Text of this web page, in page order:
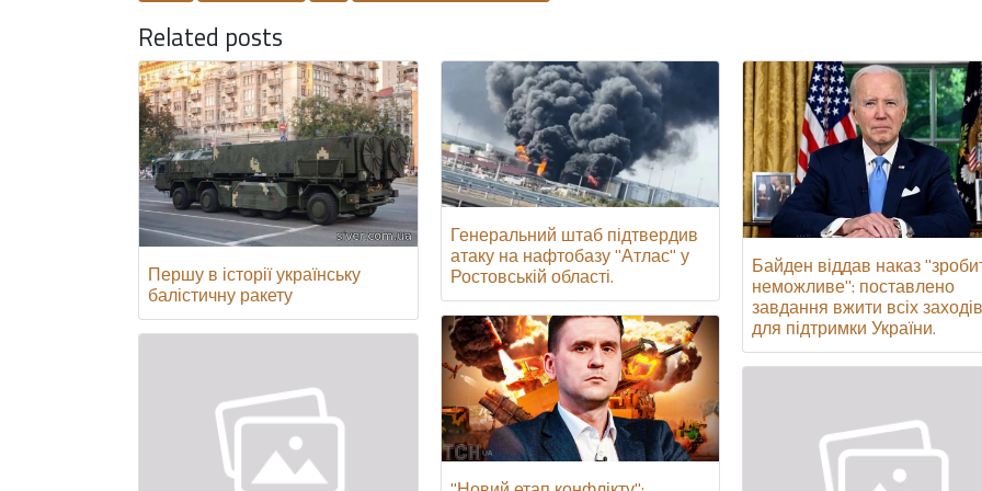
Related posts
Першу в історії українську
балістичну ракету
Генеральний штаб підтвердив
атаку на нафтобазу "Атлас" у
Ростовській області. Байден віддав наказ
неможливе": поставлено
завдання вжити всіх
для підтримки України.